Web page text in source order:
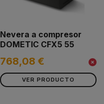
Nevera a compresor
DOMETIC CFX5 55
768,08 €
VER PRODUCTO